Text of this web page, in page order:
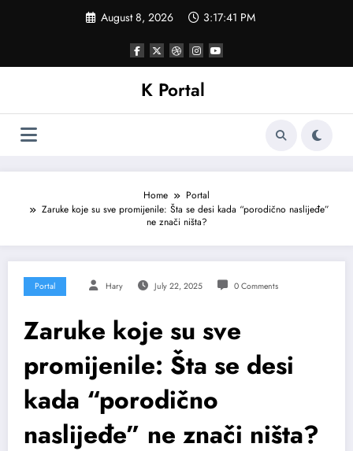
August 8, 2026 3:17:44 PM
K Portal
Home
Portal
Zaruke koje su sve promijenile: Šta se desi kada “porodično naslijeđe”
ne znači ništa?
Portal Hary July 22, 2025 0 Comments
Zaruke koje su sve
promijenile: Šta se desi
kada “porodično
naslijeđe” ne znači ništa?